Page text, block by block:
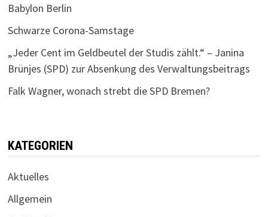
Babylon Berlin
Schwarze Corona-Samstage
„Jeder Cent im Geldbeutel der Studis zählt.“ – Janina
Brünjes (SPD) zur Absenkung des Verwaltungsbeitrags
Falk Wagner, wonach strebt die SPD Bremen?
KATEGORIEN
Aktuelles
Allgemein